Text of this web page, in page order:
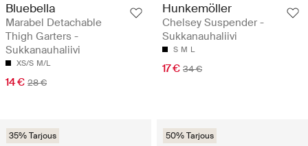
Bluebella
Marabel Detachable
Thigh Garters -
Sukkanauhaliivi
XS/S M/L
14 € 28 €
Hunkemöller
Chelsey Suspender -
Sukkanauhaliivi
S M L
17 € 34 €
35% Tarjous 50% Tarjous